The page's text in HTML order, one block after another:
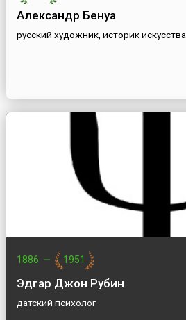
Александр Бенуа
русский художник, историк искусства
1886 — 1951
Эдгар Джон Рубин
датский психолог